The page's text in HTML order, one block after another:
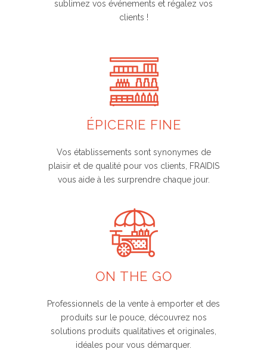
sublimez vos événements et régalez vos
clients !
ÉPICERIE FINE
Vos établissements sont synonymes de
plaisir et de qualité pour vos clients, FRAIDIS
vous aide à les surprendre chaque jour.
ON THE GO
Professionnels de la vente à emporter et des
produits sur le pouce, découvrez nos
solutions produits qualitatives et originales,
idéales pour vous démarquer.